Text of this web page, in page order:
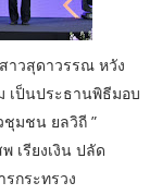
าวสุดาวรรณ หวัง
เป็นประธานพิธีมอบ
ชุมชน ยลวิถี ”
เรียงเงิน ปลัด
กระทรวง